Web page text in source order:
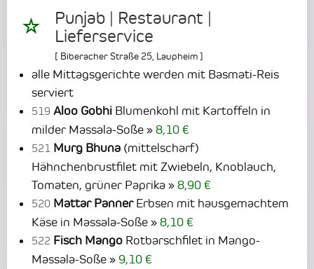
Punjab | Restaurant |
Lieferservice
[ Biberacher Straße 25 Laupheim]
alle Mittagsgerichte werden mit Basmati-Reis
serviert
519 Aloo Gobhi Blumenkohl mit Kartoffeln in
milder Massala-Soße
8,10 €
521 Murg Bhuna (mittelscharf)
Hähnchenbrustfilet mit Zwiebeln, Knoblauch,
Tomaten, grüner Paprika
8,90 €
520 Mattar PannerErbsen mit hausgemachtem
Käse in Massala-Soße
8,10 €
522 Fisch Mango Rotbarschfilet in Mango-
Massala-Soße
9,10 €